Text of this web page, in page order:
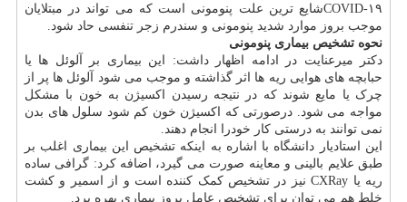
COVID-۱۹شایع ترین علت پنومونی است که می تواند در مبتلایان
موجب بروز موارد شدید پنومونی و سندرم زجر تنفسی حاد شود.
نحوه تشخیص بیماری پنومونی
دکتر میرعنایت در ادامه اظهار داشت: این بیماری بر آلوئل ها یا
حبابچه های هوایی ریه ها اثر گذاشته و موجب می شود آلوئل ها پر از
چرک یا مایع شوند که در نتیجه رسیدن اکسیژن به خون با مشکل
مواجه می شود. درصورتی که اکسیژن خون کم شود سلول های بدن
نمی توانند به درستی کار خودرا انجام دهند.
این استادیار دانشگاه با اشاره به اینکه تشخیص این بیماری اغلب بر
طبق علایم بالینی و معاینه صورت می گیرد، اضافه کرد: گرافی ساده
ریه یا CXRay نیز در تشخیص کمک کننده است و از اسمیر و کشت
خلط هم می توان برای تشخیص عامل بروز بیماری بهره برد.